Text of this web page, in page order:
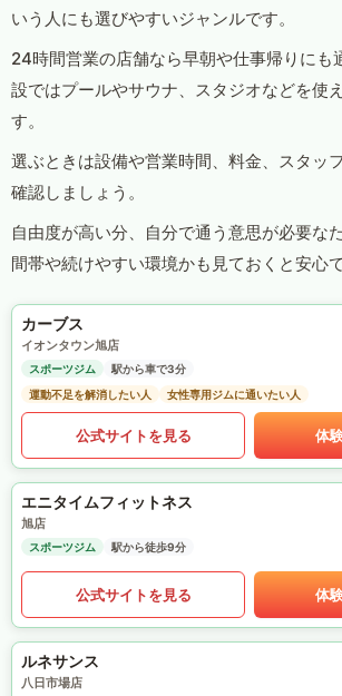
いう人にも選びやすいジャンルです。
24時間営業の店舗なら早朝や仕事帰りにも
設ではプールやサウナ、スタジオなどを使
す。
選ぶときは設備や営業時間、料金、スタッ
確認しましょう。
自由度が高い分、自分で通う意思が必要な
間帯や続けやすい環境かも見ておくと安心で
カーブス
イオンタウン旭店
スポーツジム
駅から車で3分
運動不足を解消したい人
女性専用ジムに通いたい人
公式サイトを見る 体
エニタイムフィットネス
旭店
スポーツジム 駅から徒歩9分
公式サイトを見る 体
ルネサンス
八日市場店